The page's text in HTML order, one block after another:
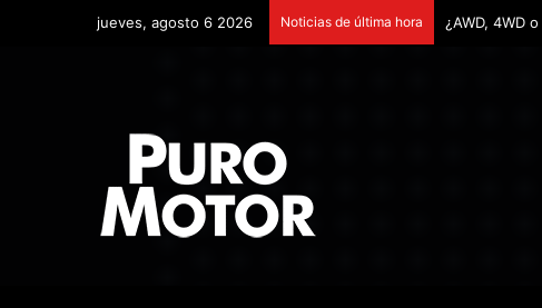
jueves, agosto 6 2026 Noticias de última hora Remontadas